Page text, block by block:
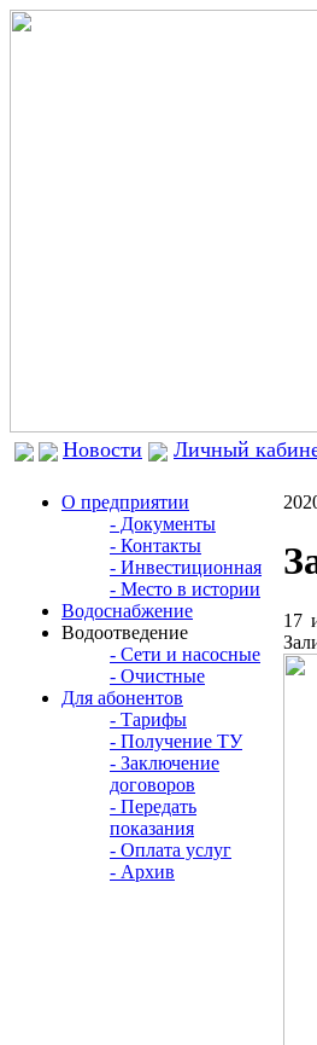
Новости Личный
О предприятии
- Документы
- Контакты
- Инвестиционная
- Место в истории
Водоснабжение
Водоотведение
- Сети и насосные
- Очистные
Для абонентов
- Тарифы
- Получение ТУ
- Заключение
договоров
- Передать
показания
- Оплата услуг
- Архив
17